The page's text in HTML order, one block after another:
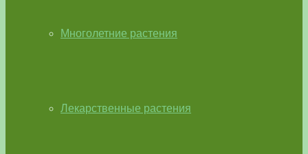
Многолетние растения
Лекарственные растения